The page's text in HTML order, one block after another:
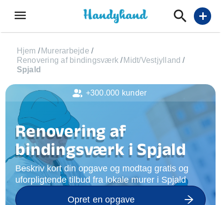
menu add
Hjem / Murerarbejde /
Renovering af bindingsværk / Midt/Vestjylland /
Spjald
Renovering af
bindingsværk i Spjald
Beskriv kort din opgave og modtag gratis og
uforpligtende tilbud fra lokale murer i Spjald
Opret en opgave
+300.000 kunder